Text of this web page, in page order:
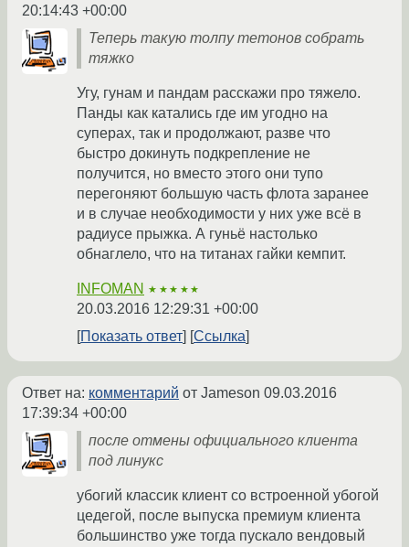
20:14:43 +00:00
Теперь такую толпу тетонов собрать
тяжко
Угу, гунам и пандам расскажи про тяжело.
Панды как катались где им угодно на
суперах, так и продолжают, разве что
быстро докинуть подкрепление не
получится, но вместо этого они тупо
перегоняют большую часть флота заранее
и в случае необходимости у них уже всё в
радиусе прыжка. А гуньё настолько
обнаглело, что на титанах гайки кемпит.
INFOMAN ★★★★★
20.03.2016 12:29:31 +00:00
Показать ответ
Ссылка
Ответ на: комментарий от Jameson 09.03.2016
17:39:34 +00:00
после отмены официального клиента
под линукс
убогий классик клиент со встроенной убогой
цедегой, после выпуска премиум клиента
большинство уже тогда пускало вендовый